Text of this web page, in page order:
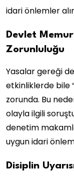
idari önlemler
Devlet
Zorunluluğu
Yasalar gereği
etkinliklerde bile
zorunda. Bu
olayla ilgili
denetim
uygun idari
Disiplin